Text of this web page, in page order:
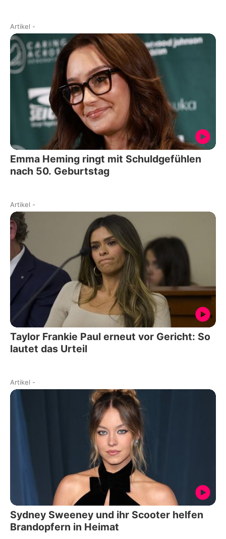
Artikel -
Emma Heming ringt mit Schuldgefühlen
nach 50. Geburtstag
Artikel -
Taylor Frankie Paul erneut vor Gericht: So
lautet das Urteil
Artikel -
Sydney Sweeney und ihr Scooter helfen
Brandopfern in Heimat